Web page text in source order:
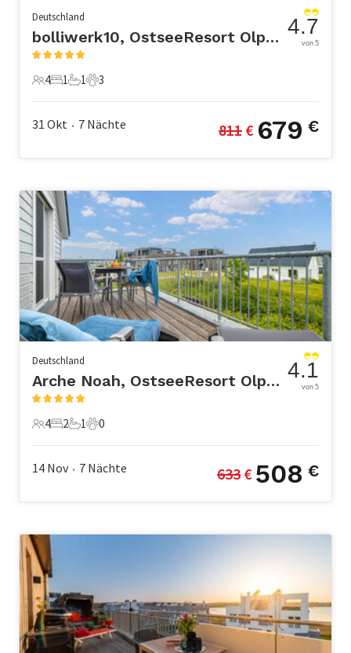
Deutschland
bolliwerk10, OstseeResort Olpenitz
4 Gäste
4
1 Schlafzimmer
1
1 Badezimmer
1
3 Haustiere
3
4.7
von 5
31 Okt • 7 Nächte 811 € 679 €
Deutschland
Arche Noah, OstseeResort Olpenitz
4 Gäste
4
2 Schlafzimmer
2
1 Badezimmer
1
0 Haustiere
0
4.1
von 5
14 Nov • 7 Nächte 633 € 508 €